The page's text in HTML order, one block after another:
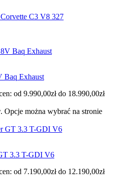
C3 V8 327
Baq Exhaust
od 9.990,00zł do 18.990,00zł
można wybrać na stronie
3.3 T-GDI V6
od 7.190,00zł do 12.190,00zł